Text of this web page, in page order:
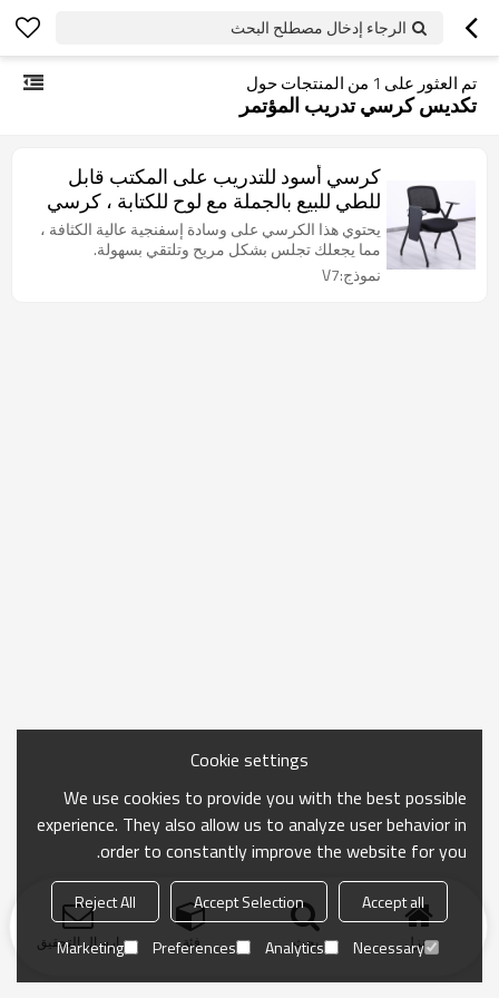
الرجاء إدخال مصطلح البحث
تم العثور على 1 من المنتجات حول
تكديس كرسي تدريب المؤتمر
كرسي أسود للتدريب على المكتب قابل
للطي للبيع بالجملة مع لوح للكتابة ، كرسي
بذراع للضيف ، يتراكم في غرفة انتظار
اجتماعات المؤتمر
يحتوي هذا الكرسي على وسادة إسفنجية عالية الكثافة ،
مما يجعلك تجلس بشكل مريح وتلتقي بسهولة.
نموذج:V7
منزل بحث فئة ارسال التحقيق
Cookie settings
We use cookies to provide you with the best possible
experience. They also allow us to analyze user behavior in
order to constantly improve the website for you.
Accept all
Accept Selection
Reject All
Necessary
Analytics
Preferences
Marketing